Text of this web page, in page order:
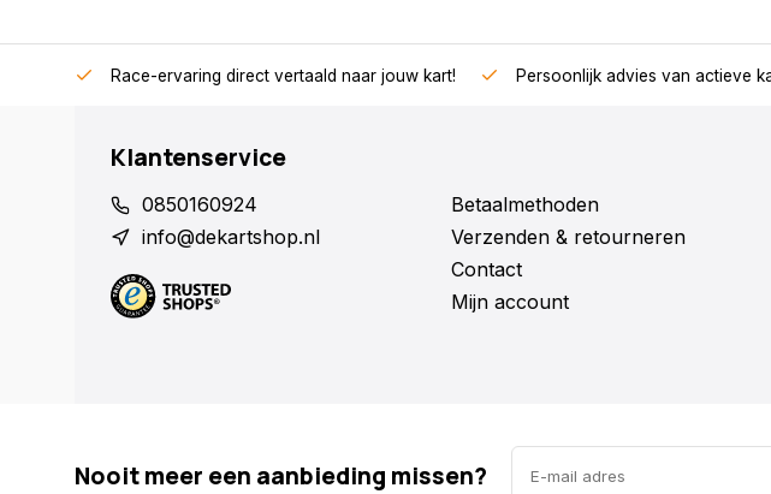
Race-ervaring direct vertaald naar jouw kart! Persoonlijk advies van actieve
Klantenservice
0850160924
info@dekartshop.nl
Betaalmethoden
Verzenden & retourneren
Contact
Mijn account
Nooit meer een aanbieding missen?